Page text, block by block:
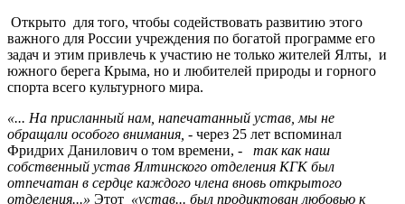
Открыто для того, чтобы содействовать развитию этого
важного для России учреждения по богатой программе его
задач и этим привлечь к участию не только жителей Ялты, и
южного берега Крыма, но и любителей природы и горного
спорта всего культурного мира.
«... На присланный нам, напечатанный устав, мы не
обращали особого внимания, - через 25 лет вспоминал
Фридрих Данилович о том времени, - так как наш
собственный устав Ялтинского отделения КГК был
отпечатан в сердце каждого члена вновь открытого
отделения...» Этот «устав... был продиктован любовью к